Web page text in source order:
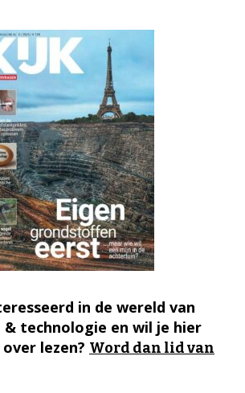
in de wereld van
& technologie en wil je hier
lezen? Word dan lid van